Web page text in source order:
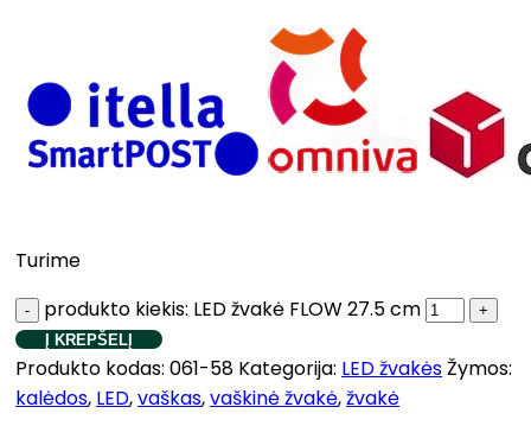
Turime
produkto kiekis: LED žvakė FLOW 27.5 cm
Į KREPŠELĮ
Produkto kodas: 061-58 Kategorija: LED žvakėsŽymos:
kalėdos, LED,vaškas,vaškinė žvakė,žvakė